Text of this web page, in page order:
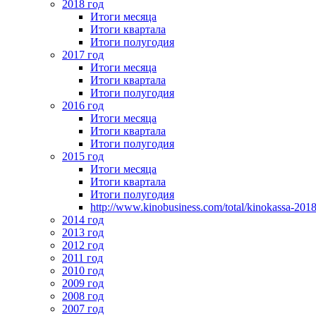
2018 год
Итоги месяца
Итоги квартала
Итоги полугодия
2017 год
Итоги месяца
Итоги квартала
Итоги полугодия
2016 год
Итоги месяца
Итоги квартала
Итоги полугодия
2015 год
Итоги месяца
Итоги квартала
Итоги полугодия
http://www.kinobusiness.com/total/kinokassa-
2014 год
2013 год
2012 год
2011 год
2010 год
2009 год
2008 год
2007 год